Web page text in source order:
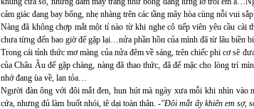
cảm giác đang bay bổng, nhẹ nhàng trên các tầng mây hòa cùng nỗi vui
Nàng đã không chợp mắt một tí nào từ khi nghe cô tiếp viên yêu cầu
chưa từng đến bao giờ để gặp lại…nửa phần hồn của mình đã từ lâu biền
Trong cái tỉnh thức mơ màng của nửa đêm về sáng, trên chiếc phi cơ sẽ
của Châu Âu để gặp chàng, nàng đã thao thức, đã để mặc cho lòng trí
nhớ đang ùa về, lan tỏa…
Người đàn ông với đôi mắt đen, hun hút mà ngày xưa mỗi khi nhìn vào
cứa, nhưng đủ làm buốt nhói, tê dại toàn thân. -"Đôi mắt ấy khiến em sợ,